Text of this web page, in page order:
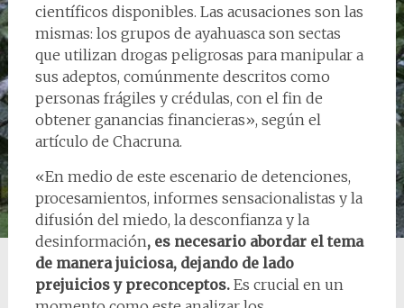
científicos disponibles. Las acusaciones son las
mismas: los grupos de ayahuasca son sectas
que utilizan drogas peligrosas para manipular a
sus adeptos, comúnmente descritos como
personas frágiles y crédulas, con el fin de
obtener ganancias financieras», según el
artículo de Chacruna.
«En medio de este escenario de detenciones,
procesamientos, informes sensacionalistas y la
difusión del miedo, la desconfianza y la
desinformación, es necesario abordar el tema
de manera juiciosa, dejando de lado
prejuicios y preconceptos.Es crucial en un